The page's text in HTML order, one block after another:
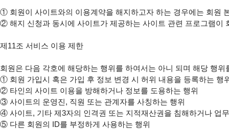
①
② 해지 신청과 동시에 사이트가 제공하는 사이트 관련 프로그램
제11조 서비스 이용 제한
①
②
③
④
⑤